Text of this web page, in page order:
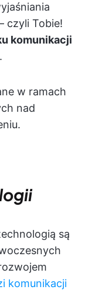
czyli Tobie!
komunikacji
w ramach
nad
są
komunikacji